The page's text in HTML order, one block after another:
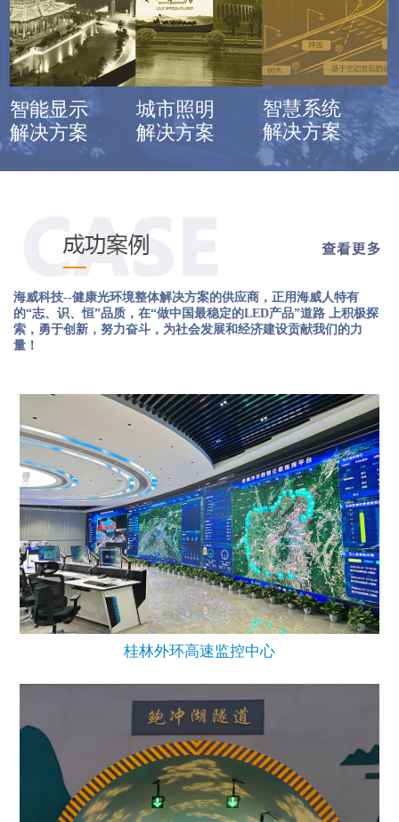
智能显示
解决方案
城市照明
解决方案
智慧系统
解决方案
海威科技--健康光环境整体解决方案的供应商，正用海威人特有
的“志、识、恒”品质，在“做中国最稳定的LED产品”道路 上积极探
索，勇于创新，努力奋斗，为社会发展和经济建设贡献我们的力
量！
桂林外环高速监控中心